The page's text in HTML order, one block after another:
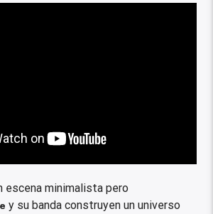
escena minimalista pero
y su banda construyen un universo